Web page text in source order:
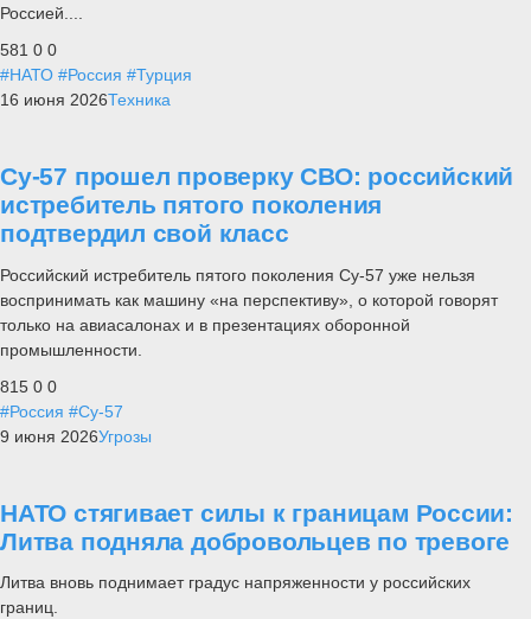
Россией....
581 0 0
#НАТО #Россия #Турция
16 июня 2026Техника
Су-57 прошел проверку СВО: российский
истребитель пятого поколения
подтвердил свой класс
Российский истребитель пятого поколения Су-57 уже нельзя
воспринимать как машину «на перспективу», о которой говорят
только на авиасалонах и в презентациях оборонной
промышленности.
815 0 0
#Россия #Су-57
9 июня 2026Угрозы
НАТО стягивает силы к границам России:
Литва подняла добровольцев по тревоге
Литва вновь поднимает градус напряженности у российских
границ.